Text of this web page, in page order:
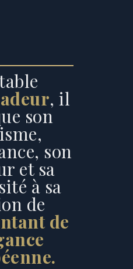
, il
son
son
et sa
à sa
de
de